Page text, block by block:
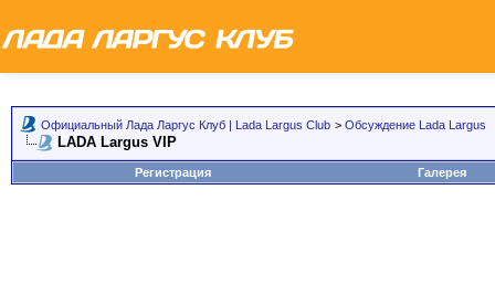
Официальный Лада Ларгус Клуб | Lada Largus Club > Обсуждение Lada Largus
LADA Largus VIP
Регистрация Галерея